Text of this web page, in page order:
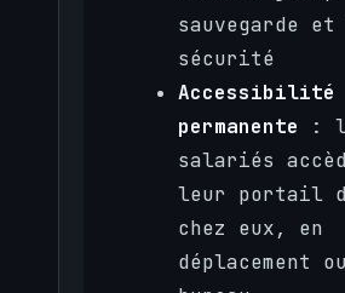
sauvegarde
sécurité
Accessibilité
permanente :
salariés
leur portail
chez eux, en
déplacement